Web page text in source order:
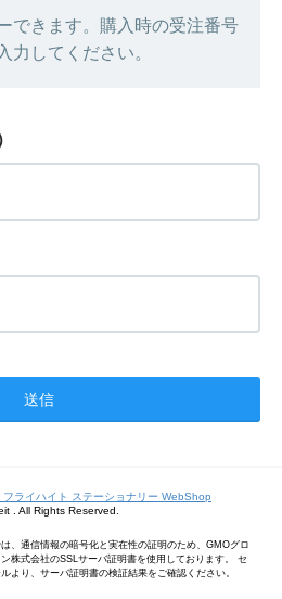
できます。購入時の受注番号
力してください。
ライハイト ステーショナリー WebShop
. All Rights Reserved.
、通信情報の暗号化と実在性の証明のため、GMOグロ
株式会社のSSLサーバ証明書を使用しております。 セ
より、サーバ証明書の検証結果をご確認ください。